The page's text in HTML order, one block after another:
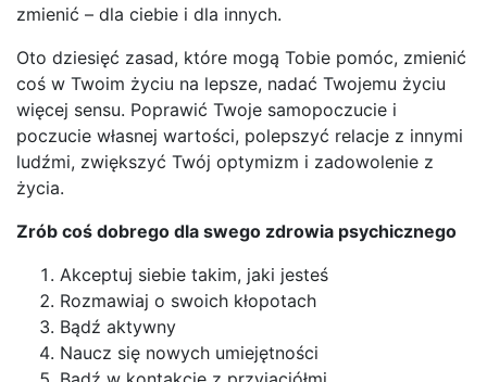
zmienić – dla ciebie i dla innych.
Oto dziesięć zasad, które mogą Tobie pomóc, zmienić
coś w Twoim życiu na lepsze, nadać Twojemu życiu
więcej sensu. Poprawić Twoje samopoczucie i
poczucie własnej wartości, polepszyć relacje z innymi
ludźmi, zwiększyć Twój optymizm i zadowolenie z
życia.
Zrób coś dobrego dla swego zdrowia psychicznego
Akceptuj siebie takim, jaki jesteś
Rozmawiaj o swoich kłopotach
Bądź aktywny
Naucz się nowych umiejętności